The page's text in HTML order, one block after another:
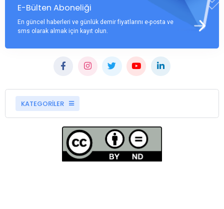
E-Bülten Aboneliği
En güncel haberleri ve günlük demir fiyatlarını e-posta ve
sms olarak almak için kayıt olun.
KATEGORİLER